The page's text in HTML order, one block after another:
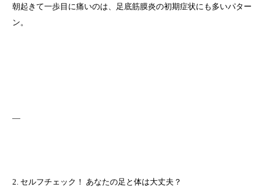
朝起きて一歩目に痛いのは、足底筋膜炎の初期症状にも多いパター
ン。
—
2. セルフチェック！ あなたの足と体は大丈夫？